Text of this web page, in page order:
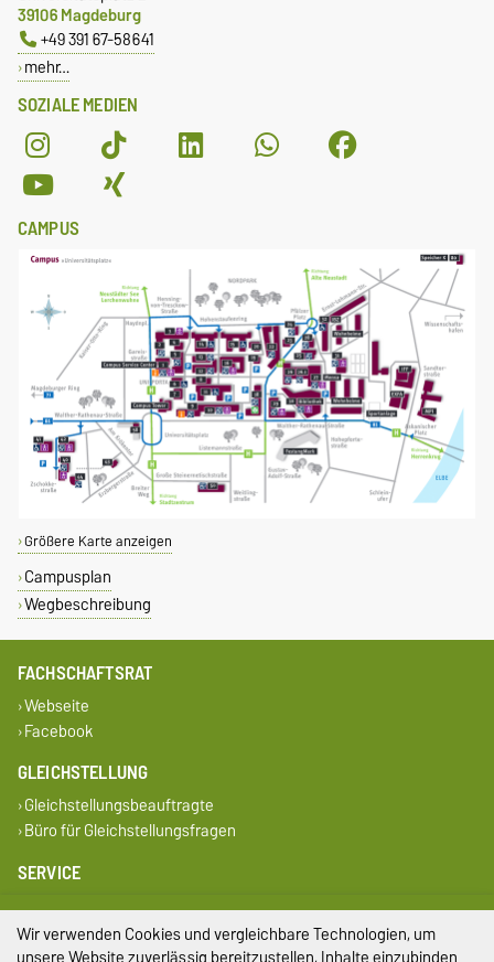
SOZIALE MEDIEN
39106 Magdeburg
+49 391 67-58641
mehr…
CAMPUS
Größere Karte anzeigen
Campusplan
Wegbeschreibung
FACHSCHAFTSRAT
Webseite
Facebook
GLEICHSTELLUNG
Gleichstellungsbeauftragte
Büro für Gleichstellungsfragen
SERVICE
Universitätsrechenzentrum
Campus Welcome Center
Studentenwerk Magdeburg
Wir verwenden Cookies und vergleichbare Technologien, um